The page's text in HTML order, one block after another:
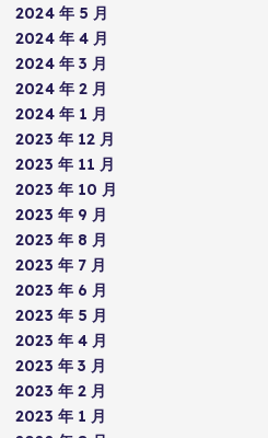
2024 年 5 月
2024 年 4 月
2024 年 3 月
2024 年 2 月
2024 年 1 月
2023 年 12 月
2023 年 11 月
2023 年 10 月
2023 年 9 月
2023 年 8 月
2023 年 7 月
2023 年 6 月
2023 年 5 月
2023 年 4 月
2023 年 3 月
2023 年 2 月
2023 年 1 月